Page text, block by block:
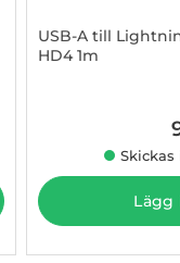
USB-A till
HD4 1m
Skickas
Lägg